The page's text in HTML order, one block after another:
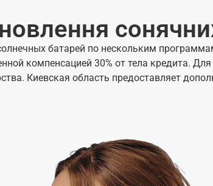
батарей по нескольким
компенсацией 30% от тела кредита.
Киевская область предоставляет